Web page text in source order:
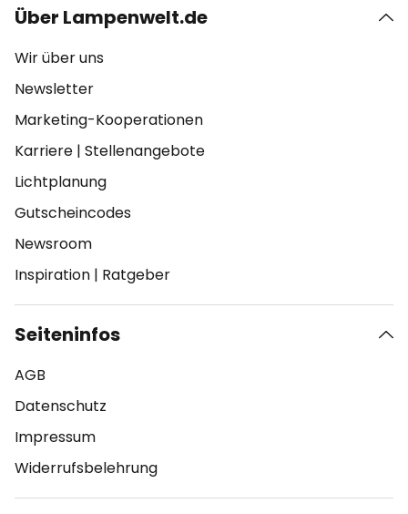
Über Lampenwelt.de
Wir über uns
Newsletter
Marketing-Kooperationen
Karriere | Stellenangebote
Lichtplanung
Gutscheincodes
Newsroom
Inspiration | Ratgeber
Seiteninfos
AGB
Datenschutz
Impressum
Widerrufsbelehrung